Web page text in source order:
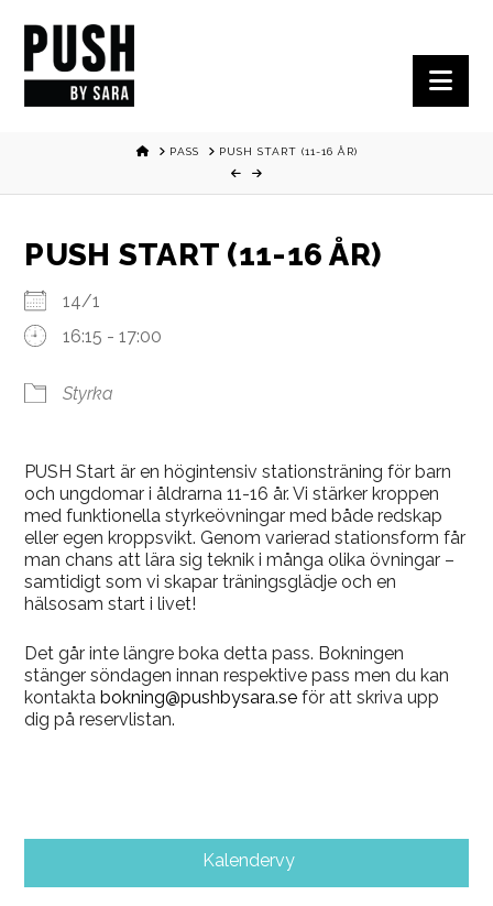
HOMEPASS PUSH START (11-16 ÅR)
PUSH START (11-16 ÅR)
14/1
16:15 - 17:00
Styrka
PUSH Start är en högintensiv stationsträning för barn
och ungdomar i åldrarna 11-16 år. Vi stärker kroppen
med funktionella styrkeövningar med både redskap
eller egen kroppsvikt. Genom varierad stationsform får
man chans att lära sig teknik i många olika övningar –
samtidigt som vi skapar träningsglädje och en
hälsosam start i livet!
Det går inte längre boka detta pass. Bokningen
stänger söndagen innan respektive pass men du kan
kontaktabokning@pushbysara.se för att skriva upp
dig på reservlistan.
Kalendervy